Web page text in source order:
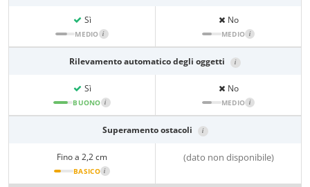
Sì
MEDIO i
No
MEDIO i
Rilevamento automatico degli oggetti i
Sì
BUONO i
No
MEDIO i
Superamento ostacoli i
Fino a 2,2 cm
BASICO i
(dato non disponibile)